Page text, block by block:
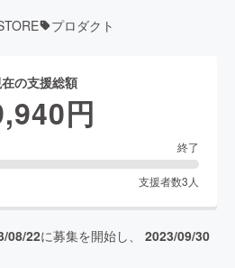
プロダクト
の支援総額
円
終了
支援者数3 人
08/22に募集を開始し、 2023/09/30